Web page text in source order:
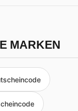
MARKEN